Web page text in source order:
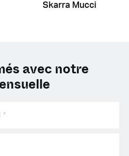
Skarra Mucci
avec notre